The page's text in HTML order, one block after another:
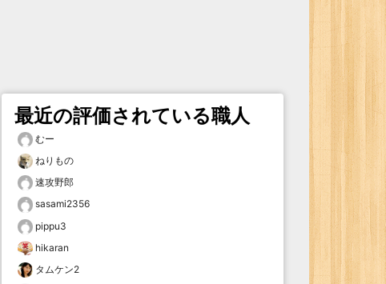
最近の評価されている職人
むー
ねりもの
速攻野郎
sasami2356
pippu3
hikaran
タムケン2